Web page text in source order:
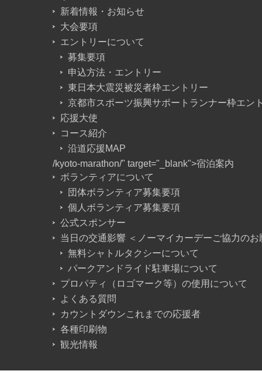
新着情報・お知らせ
大会要項
エントリーについて
募集要項
申込方法・エントリー
東日本大震災被災者枠エントリー
京都市スポーツ振興サポートランナー枠エン
応援大使
コース紹介
沿道応援MAP
/kyoto-marathon/" target="_blank">宿泊案内
ボランティアについて
団体ボランティア募集要項
個人ボランティア募集要項
公式スポンサー
当日の交通影響 ＜ノーマイカーデーご協力のお
無料シャトルタクシーについて
パークアンドライド駐車場について
プロパティ（ロゴマーク等）の使用について
よくある質問
カウントダウンこれまでの応援者
各種印刷物
観光情報